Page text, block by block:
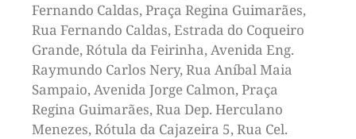
Fernando Caldas, Praça Regina Guimarães,
Rua Fernando Caldas, Estrada do Coqueiro
Grande, Rótula da Feirinha, Avenida Eng.
Raymundo Carlos Nery, Rua Aníbal Maia
Sampaio, Avenida Jorge Calmon, Praça
Regina Guimarães, Rua Dep. Herculano
Menezes, Rótula da Cajazeira 5, Rua Cel.